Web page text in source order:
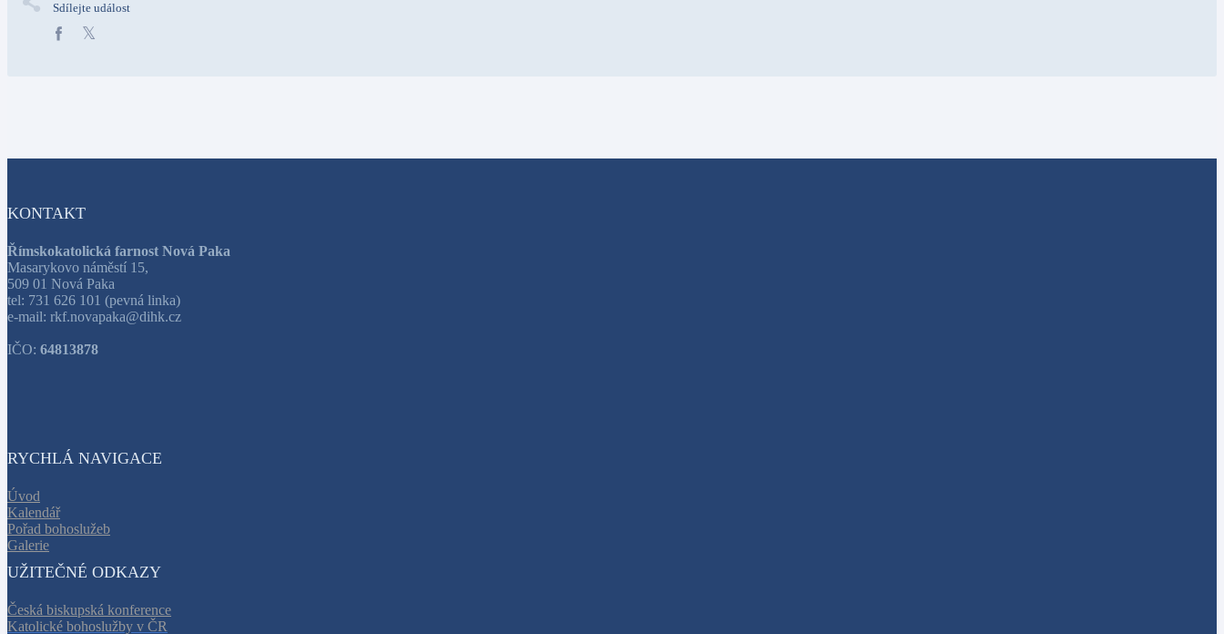
Sdílejte událost
KONTAKT
Římskokatolická farnost Nová Paka
Masarykovo náměstí 15,
509 01 Nová Paka
tel: 731 626 101 (pevná linka)
e-mail: rkf.novapaka@dihk.cz
IČO: 64813878
RYCHLÁ NAVIGACE
Úvod
Kalendář
Pořad bohoslužeb
Galerie
UŽITEČNÉ ODKAZY
Česká biskupská konference
Katolické bohoslužby v ČR